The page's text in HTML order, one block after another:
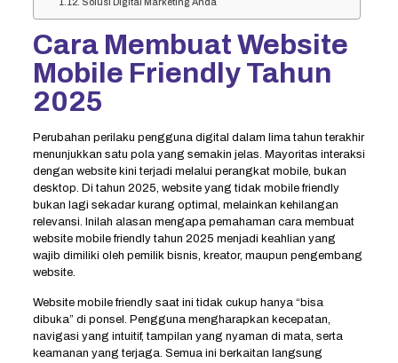
Solusi Digital Marketing Anda
Cara Membuat Website
Mobile Friendly Tahun
2025
Perubahan perilaku pengguna digital dalam lima tahun terakhir
menunjukkan satu pola yang semakin jelas. Mayoritas interaksi
dengan website kini terjadi melalui perangkat mobile, bukan
desktop. Di tahun 2025, website yang tidak mobile friendly
bukan lagi sekadar kurang optimal, melainkan kehilangan
relevansi. Inilah alasan mengapa pemahaman cara membuat
website mobile friendly tahun 2025 menjadi keahlian yang
wajib dimiliki oleh pemilik bisnis, kreator, maupun pengembang
website.
Website mobile friendly saat ini tidak cukup hanya “bisa
dibuka” di ponsel. Pengguna mengharapkan kecepatan,
navigasi yang intuitif, tampilan yang nyaman di mata, serta
keamanan yang terjaga. Semua ini berkaitan langsung